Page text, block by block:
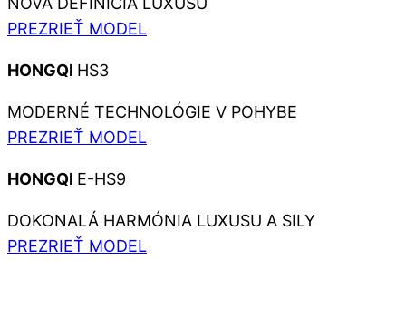
PREZRIEŤ MODEL
HONGQI HS3
MODERNÉ TECHNOLÓGIE V POHYBE
PREZRIEŤ MODEL
HONGQI E-HS9
DOKONALÁ HARMÓNIA LUXUSU A SILY
PREZRIEŤ MODEL